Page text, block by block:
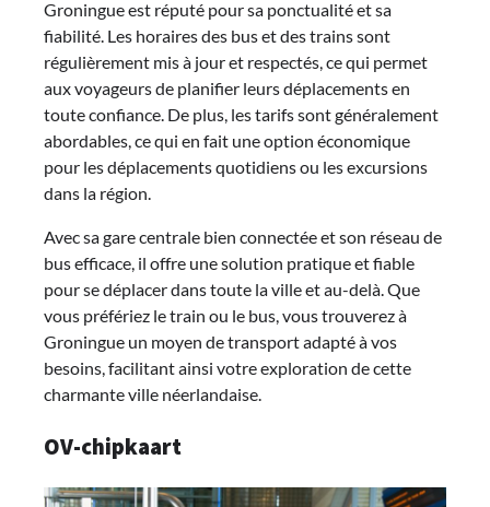
Groningue est réputé pour sa ponctualité et sa
fiabilité. Les horaires des bus et des trains sont
régulièrement mis à jour et respectés, ce qui permet
aux voyageurs de planifier leurs déplacements en
toute confiance. De plus, les tarifs sont généralement
abordables, ce qui en fait une option économique
pour les déplacements quotidiens ou les excursions
dans la région.
Avec sa gare centrale bien connectée et son réseau de
bus efficace, il offre une solution pratique et fiable
pour se déplacer dans toute la ville et au-delà. Que
vous préfériez le train ou le bus, vous trouverez à
Groningue un moyen de transport adapté à vos
besoins, facilitant ainsi votre exploration de cette
charmante ville néerlandaise.
OV-chipkaart